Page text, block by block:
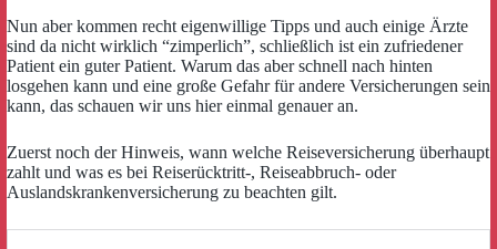
Nun aber kommen recht eigenwillige Tipps und auch einige Ärzte
sind da nicht wirklich “zimperlich”, schließlich ist ein zufriedener
Patient ein guter Patient. Warum das aber schnell nach hinten
losgehen kann und eine große Gefahr für andere Versicherungen sein
kann, das schauen wir uns hier einmal genauer an.
Zuerst noch der Hinweis, wann welche Reiseversicherung überhaupt
zahlt und was es bei Reiserücktritt-, Reiseabbruch- oder
Auslandskrankenversicherung zu beachten gilt.